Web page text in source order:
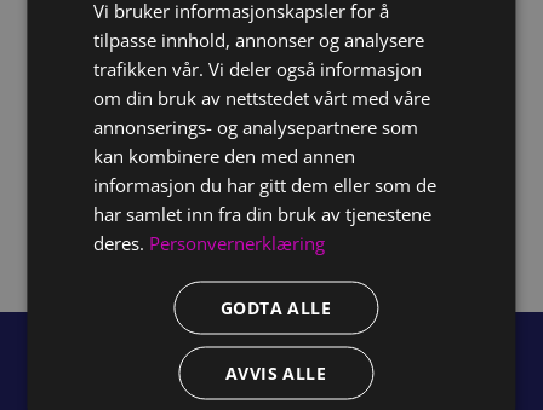
CEO
+47 968 06 275
mehdi@creative.no
LinkedIn
Vi bruker informasjonskapsler for å
tilpasse innhold, annonser og analysere
trafikken vår. Vi deler også informasjon
om din bruk av nettstedet vårt med våre
annonserings- og analysepartnere som
kan kombinere den med annen
informasjon du har gitt dem eller som de
har samlet inn fra din bruk av tjenestene
deres. Personvernerklæring
GODTA ALLE
AVVIS ALLE